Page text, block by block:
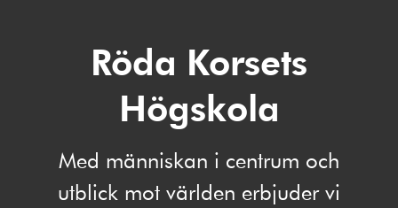
Röda Korsets
Högskola
Med människan i centrum och
utblick mot världen erbjuder vi